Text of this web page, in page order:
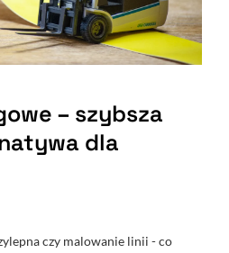
– szybsza
dla
czy malowanie linii - co